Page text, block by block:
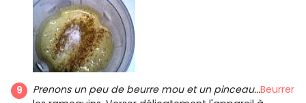
Prenons un peu de beurre mou et un pinceau...Beurrer